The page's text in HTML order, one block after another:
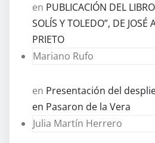
en PUBLICACIÓN DEL
SOLÍS Y TOLEDO”, DE
PRIETO
Mariano Rufo
en Presentación del
en Pasaron de la Vera
Julia Martín Herrero